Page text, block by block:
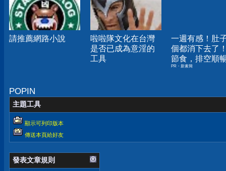
請推薦網路小說
啦啦隊文化在台灣
是否已成為意淫的
工具
一週有感！肚
個都消下去了
節食，排空順
夠
PR・新素簡
POPIN
主題工具
顯示可列印版本
傳送本頁給好友
發表文章規則